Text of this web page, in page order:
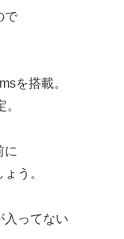
で
を搭載。
に
う。
入ってない